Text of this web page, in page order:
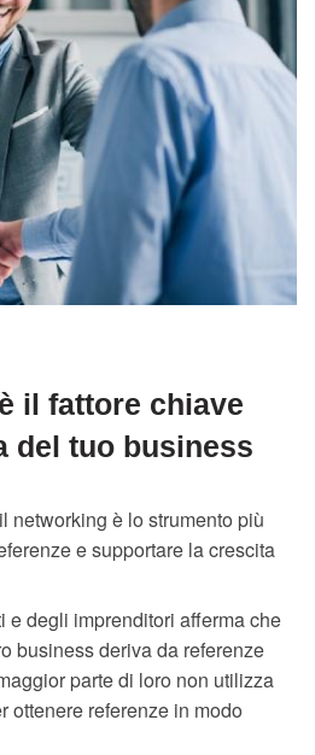
il fattore chiave
del tuo business
networking è lo strumento più
e supportare la crescita
e degli imprenditori afferma che
business deriva da referenze
parte di loro non utilizza
ottenere referenze in modo